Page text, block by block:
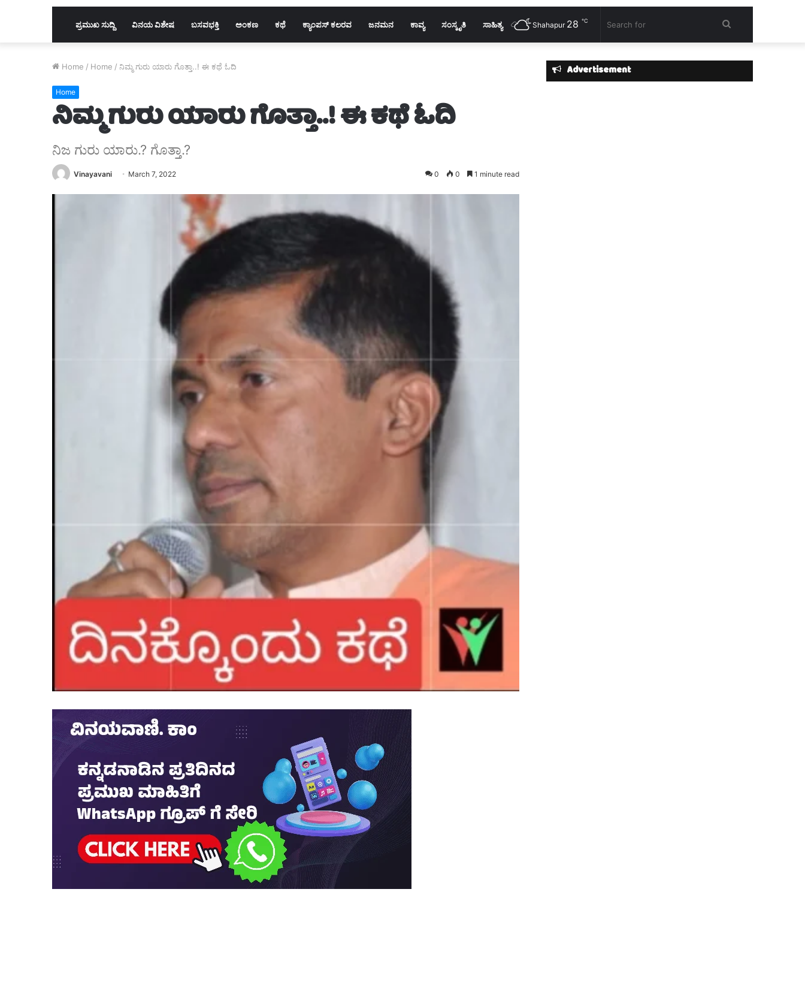
ಪ್ರಮುಖ ಸುದ್ದಿ ವಿನಯ ವಿಶೇಷ ಬಸವಭಕ್ತಿ ಅಂಕಣ ಕಥೆ ಕ್ಯಾಂಪಸ್ ಕಲರವ ಜನಮನ ಕಾವ್ಯ ಸಂಸ್ಕೃತಿ ಸಾಹಿತ್ಯ Search
for
Shahapur 28 ℃
Home / Home / ನಿಮ್ಮ ಗುರು ಯಾರು ಗೊತ್ತಾ..! ಈ ಕಥೆ ಓದಿ
Home
ನಿಮ್ಮ ಗುರು ಯಾರು ಗೊತ್ತಾ..! ಈ ಕಥೆ ಓದಿ
ನಿಜ ಗುರು ಯಾರು.? ಗೊತ್ತಾ.?
Vinayavani March 7, 2022 0 0 1 minute read
Advertisement